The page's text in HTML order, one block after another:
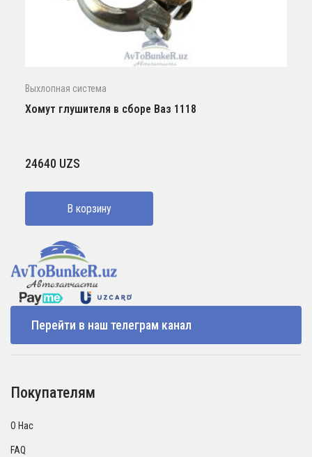
Выхлопная система
Хомут глушителя в сборе Ваз 1118
24640 UZS
В корзину
Перейти в наш телеграм канал
Покупателям
О Нас
FAQ